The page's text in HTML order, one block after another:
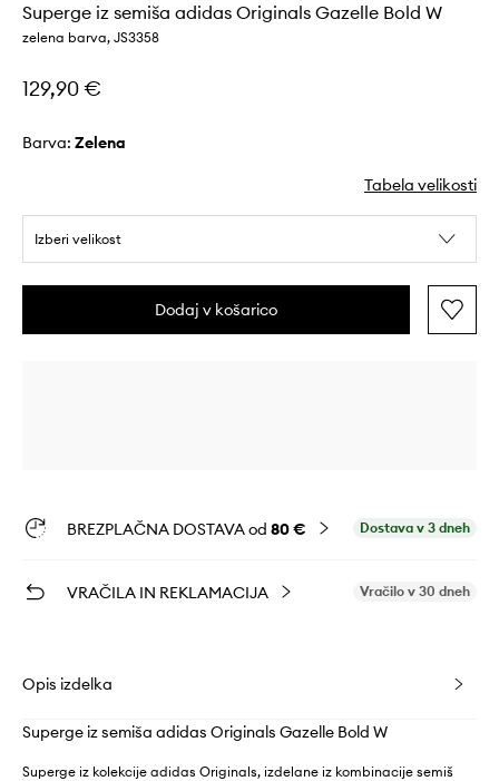
Superge iz semiša adidas Originals Gazelle Bold W
zelena barva, JS3358
129,90 €
Barva: zelena
Tabela velikosti
Izberi velikost
Dodaj v košarico
BREZPLAČNA DOSTAVA od 80 € Dostava v 3 dneh
VRAČILA IN REKLAMACIJA Vračilo v 30 dneh
Opis izdelka
Superge iz semiša adidas Originals Gazelle Bold W
Superge iz kolekcije adidas Originals, izdelane iz kombinacije semiš